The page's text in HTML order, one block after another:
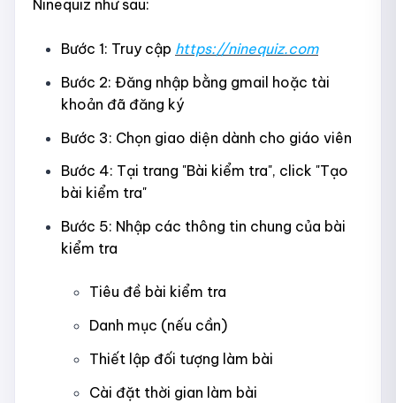
Ninequiz như sau:
Bước 1: Truy cập https://ninequiz.com
Bước 2: Đăng nhập bằng gmail hoặc tài
khoản đã đăng ký
Bước 3: Chọn giao diện dành cho giáo viên
Bước 4: Tại trang "Bài kiểm tra", click "Tạo
bài kiểm tra"
Bước 5: Nhập các thông tin chung của bài
kiểm tra
Tiêu đề bài kiểm tra
Danh mục (nếu cần)
Thiết lập đối tượng làm bài
Cài đặt thời gian làm bài